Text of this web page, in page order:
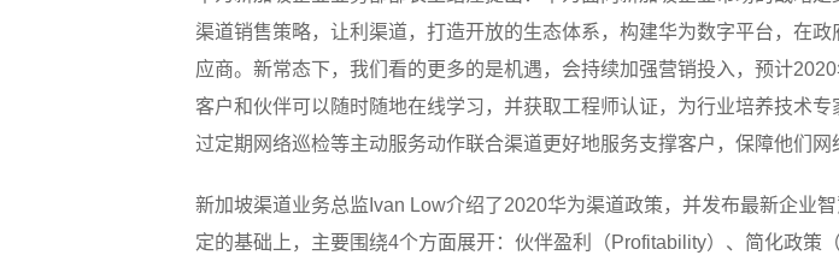
渠道销售策略，让利渠道，打造开放的生态体系，构建华为数字平台，在
应商。新常态下，我们看的更多的是机遇，会持续加强营销投入，预计
客户和伙伴可以随时随地在线学习，并获取工程师认证，为行业培养技术
过定期网络巡检等主动服务动作联合渠道更好地服务支撑客户，保障他们网
新加坡渠道业务总监Ivan Low介绍了2020华为渠道政策，并发布最新企业
定的基础上，主要围绕4个方面展开：伙伴盈利（Profitability）、简化政策